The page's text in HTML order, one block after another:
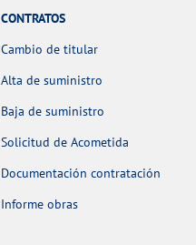
CONTRATOS
Cambio de titular
Alta de suministro
Baja de suministro
Solicitud de Acometida
Documentación contratación
Informe obras